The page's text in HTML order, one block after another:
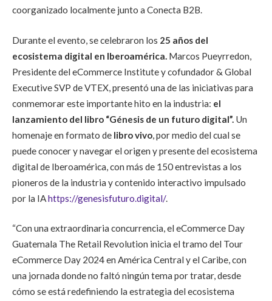
coorganizado localmente junto a Conecta B2B.
Durante el evento, se celebraron los 25 años del
ecosistema digital en Iberoamérica. Marcos Pueyrredon,
Presidente del eCommerce Institute y cofundador & Global
Executive SVP de VTEX, presentó una de las iniciativas para
conmemorar este importante hito en la industria: el
lanzamiento del libro “Génesis de un futuro digital”. Un
homenaje en formato de libro vivo , por medio del cual se
puede conocer y navegar el origen y presente del ecosistema
digital de Iberoamérica, con más de 150 entrevistas a los
pioneros de la industria y contenido interactivo impulsado
por la IAhttps://genesisfuturo.digital/.
“Con una extraordinaria concurrencia, el eCommerce Day
Guatemala The Retail Revolution inicia el tramo del Tour
eCommerce Day 2024 en América Central y el Caribe, con
una jornada donde no faltó ningún tema por tratar, desde
cómo se está redefiniendo la estrategia del ecosistema